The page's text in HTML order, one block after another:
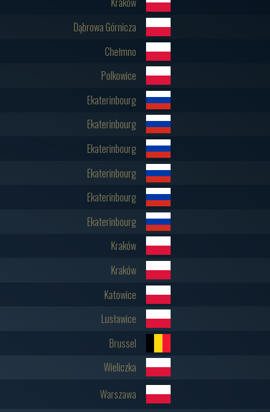
Dąbrowa Górnicza
Chełmno
Polkowice
Ekaterinbourg
Ekaterinbourg
Ekaterinbourg
Ekaterinbourg
Ekaterinbourg
Ekaterinbourg
Kraków
Kraków
Katowice
Lusławice
Brussel
Wieliczka
Warszawa